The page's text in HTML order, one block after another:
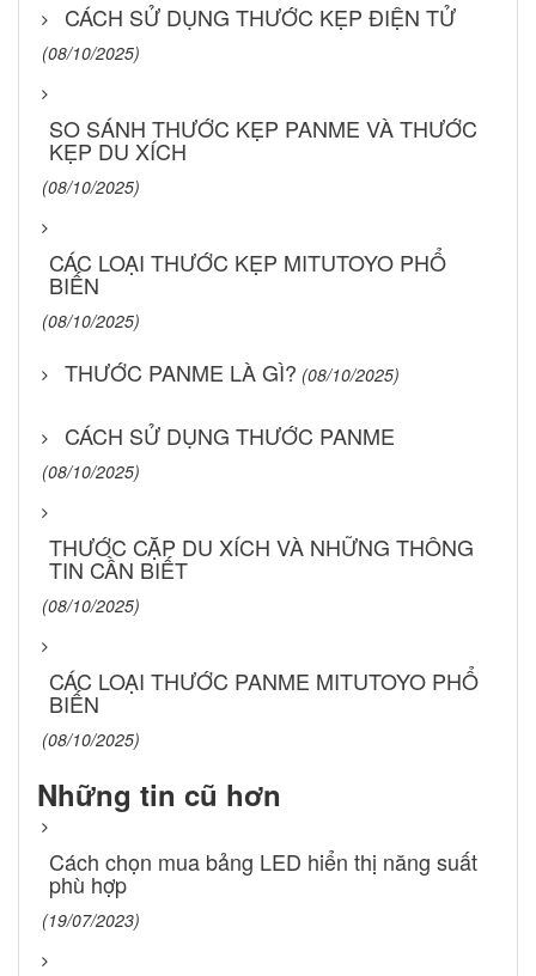
CÁCH SỬ DỤNG THƯỚC KẸP ĐIỆN TỬ
(08/10/2025)
SO SÁNH THƯỚC KẸP PANME VÀ THƯỚC
KẸP DU XÍCH
(08/10/2025)
CÁC LOẠI THƯỚC KẸP MITUTOYO PHỔ
BIẾN
(08/10/2025)
THƯỚC PANME LÀ GÌ? (08/10/2025)
CÁCH SỬ DỤNG THƯỚC PANME
(08/10/2025)
THƯỚC CẶP DU XÍCH VÀ NHỮNG THÔNG
TIN CẦN BIẾT
(08/10/2025)
CÁC LOẠI THƯỚC PANME MITUTOYO PHỔ
BIẾN
(08/10/2025)
Những tin cũ hơn
Cách chọn mua bảng LED hiển thị năng suất
phù hợp
(19/07/2023)